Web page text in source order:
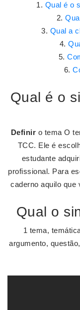
Qual é o
Qual a
Qual é o
Definir o tema O
TCC. Ele é
estudante
profissional. Para
caderno aquilo que
Qual o
1 tema,
argumento,